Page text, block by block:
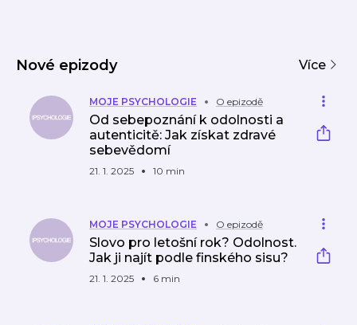
Nové epizody Více
MOJE PSYCHOLOGIE O epizodě
Od sebepoznání k odolnosti a
autenticitě: Jak získat zdravé
sebevědomí
21. 1. 2025 10 min
MOJE PSYCHOLOGIE O epizodě
Slovo pro letošní rok? Odolnost.
Jak ji najít podle finského sisu?
21. 1. 2025 6 min